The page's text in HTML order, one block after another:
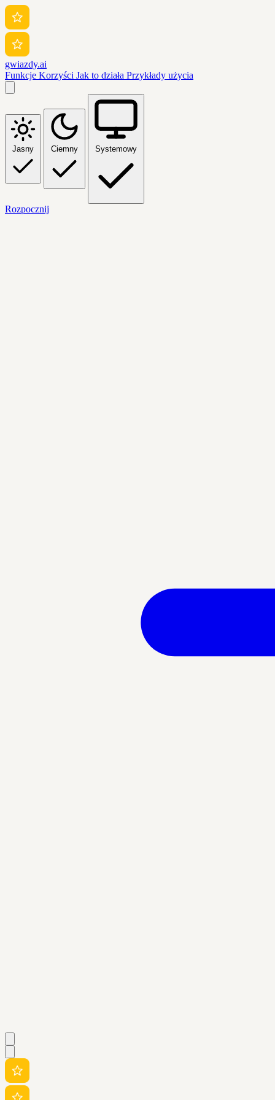
gwiazdy.ai
Funkcje Korzyści Jak to działa Przykłady użycia
Jasny Ciemny Systemowy
Rozpocznij